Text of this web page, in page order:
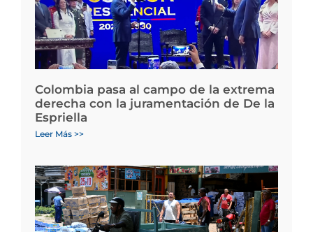
Colombia pasa al campo de la extrema
derecha con la juramentación de De la
Espriella
Leer Más >>